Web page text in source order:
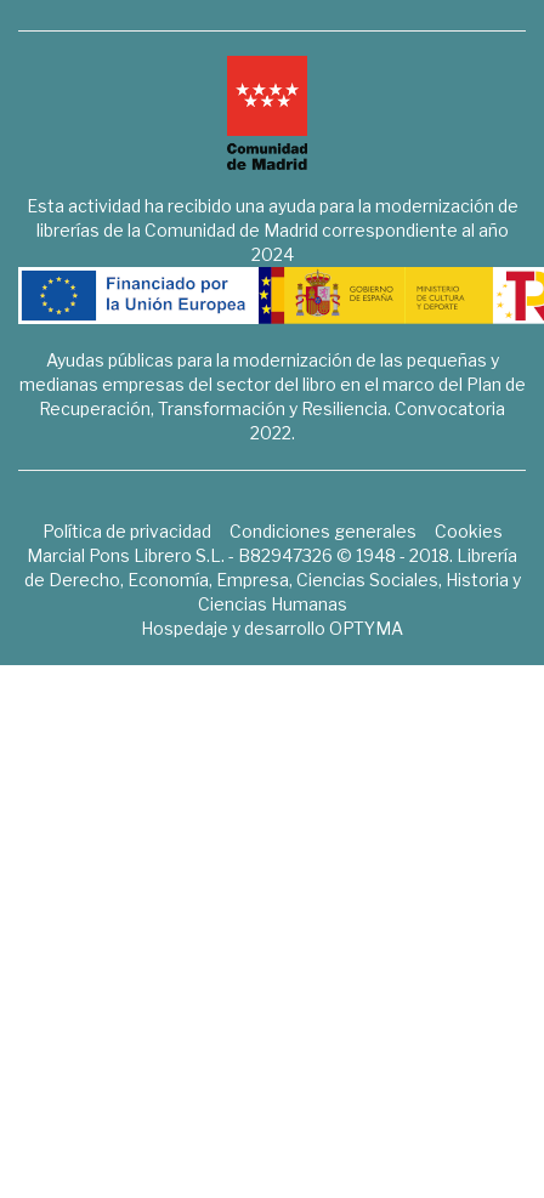
Esta actividad ha recibido una ayuda para la modernización de
librerías de la Comunidad de Madrid correspondiente al año
2024
Ayudas públicas para la modernización de las pequeñas y
medianas empresas del sector del libro en el marco del Plan de
Recuperación, Transformación y Resiliencia. Convocatoria
2022.
Política de privacidad Condiciones generales
Cookies
Marcial Pons Librero S.L. - B82947326 © 1948 - 2018. Librería
de Derecho, Economía, Empresa, Ciencias Sociales, Historia y
Ciencias Humanas
Hospedaje y desarrollo OPTYMA